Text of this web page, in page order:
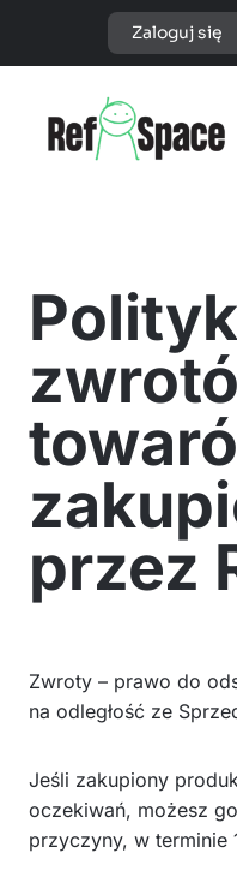
treści
Zaloguj się
przez
Zwroty – prawo do
na odległość ze
Jeśli zakupiony
oczekiwań, możesz
przyczyny, w terminie